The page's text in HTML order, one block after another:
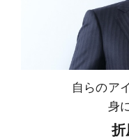
自らのア
身
折